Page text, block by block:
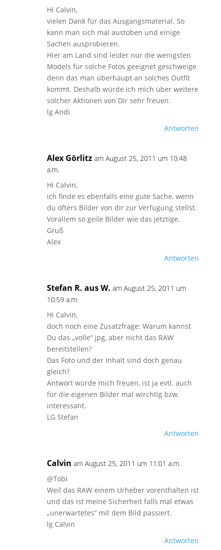
Hi Calvin,
vielen Dank für das Ausgangsmaterial. So
kann man sich mal austoben und einige
Sachen ausprobieren.
Hier am Land sind leider nur die wenigsten
Models für solche Fotos geeignet geschweige
denn das man überhaupt an solches Outfit
kommt. Deshalb würde ich mich über weitere
solcher Aktionen von Dir sehr freuen.
lg Andi
Antworten
Alex Görlitz am August 25, 2011 um 10:48
a.m.
Hi Calvin,
ich finde es ebenfalls eine gute Sache, wenn
du öfters Bilder von dir zur Verfügung stellst.
Vorallem so geile Bilder wie das jetztige.
Gruß
Alex
Antworten
Stefan R. aus W. am August 25, 2011 um
10:59 a.m.
Hi Calvin,
doch noch eine Zusatzfrage: Warum kannst
Du das „volle“ jpg, aber nicht das RAW
bereitstellen?
Das Foto und der Inhalt sind doch genau
gleich?
Antwort würde mich freuen, ist ja evtl. auch
für die eigenen Bilder mal wirchtig bzw.
interessant.
LG Stefan
Antworten
Calvin am August 25, 2011 um 11:01 a.m.
@Tobi
Weil das RAW einem Urheber vorenthalten ist
und das ist meine Sicherheit falls mal etwas
„unerwartetes“ mit dem Bild passiert.
lg Calvin
Antworten